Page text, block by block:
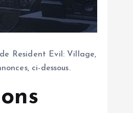
Resident Evil: Village,
ci-dessous.